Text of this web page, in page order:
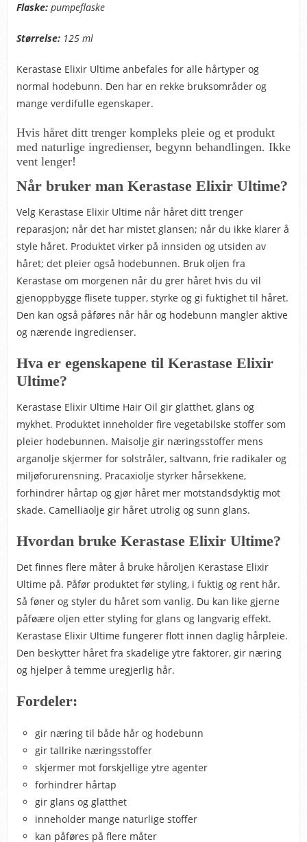
Flaske:pumpeflaske
Størrelse:125 ml
Kerastase Elixir Ultime anbefales for alle hårtyper og
normal hodebunn. Den har en rekke bruksområder og
mange verdifulle egenskaper.
Hvis håret ditt trenger kompleks pleie og et produkt
med naturlige ingredienser, begynn behandlingen. Ikke
vent lenger!
Når bruker man Kerastase Elixir Ultime?
Velg Kerastase Elixir Ultime når håret ditt trenger
reparasjon; når det har mistet glansen; når du ikke klarer å
style håret. Produktet virker på innsiden og utsiden av
håret; det pleier også hodebunnen. Bruk oljen fra
Kerastase om morgenen når du grer håret hvis du vil
gjenoppbygge flisete tupper, styrke og gi fuktighet til håret.
Den kan også påføres når hår og hodebunn mangler aktive
og nærende ingredienser.
Hva er egenskapene til Kerastase Elixir
Ultime?
Kerastase Elixir Ultime Hair Oil gir glatthet, glans og
mykhet. Produktet inneholder fire vegetabilske stoffer som
pleier hodebunnen. Maisolje gir næringsstoffer mens
arganolje skjermer for solstråler, saltvann, frie radikaler og
miljøforurensning. Pracaxiolje styrker hårsekkene,
forhindrer hårtap og gjør håret mer motstandsdyktig mot
skade. Camelliaolje gir håret utrolig og sunn glans.
Hvordan bruke Kerastase Elixir Ultime?
Det finnes flere måter å bruke håroljen Kerastase Elixir
Ultime på. Påfør produktet før styling, i fuktig og rent hår.
Så føner og styler du håret som vanlig. Du kan like gjerne
påføære oljen etter styling for glans og langvarig effekt.
Kerastase Elixir Ultime fungerer flott innen daglig hårpleie.
Den beskytter håret fra skadelige ytre faktorer, gir næring
og hjelper å temme uregjerlig hår.
Fordeler:
gir næring til både hår og hodebunn
gir tallrike næringsstoffer
skjermer mot forskjellige ytre agenter
forhindrer hårtap
gir glans og glatthet
inneholder mange naturlige stoffer
kan påføres på flere måter